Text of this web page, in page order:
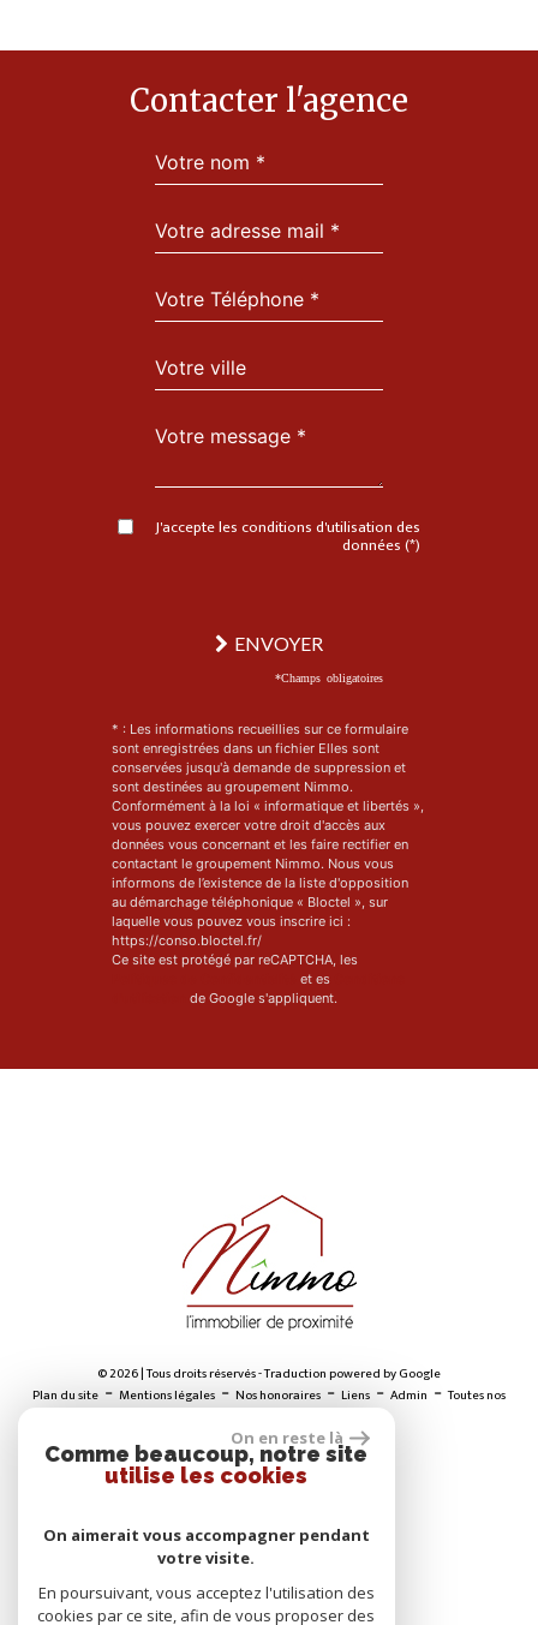
Contacter l'agence
J'accepte les conditions d'utilisation des
données (*)
ENVOYER
*Champs obligatoires
* : Les informations recueillies sur ce formulaire
sont enregistrées dans un fichier Elles sont
conservées jusqu'à demande de suppression et
sont destinées au groupement Nimmo.
Conformément à la loi « informatique et libertés »,
vous pouvez exercer votre droit d'accès aux
données vous concernant et les faire rectifier en
contactant le groupement Nimmo. Nous vous
informons de l’existence de la liste d'opposition
au démarchage téléphonique « Bloctel », sur
laquelle vous pouvez vous inscrire ici :
https://conso.bloctel.fr/
Ce site est protégé par reCAPTCHA, les
et es
de Google s'appliquent.
© 2026 | Tous droits réservés - Traduction powered by Google
Plan du site - Mentions légales - Nos honoraires - Liens - Admin -Toutes nos
On en reste là
Comme beaucoup, notre site
utilise les cookies
On aimerait vous accompagner pendant
votre visite.
En poursuivant, vous acceptez l'utilisation des
cookies par ce site, afin de vous proposer des